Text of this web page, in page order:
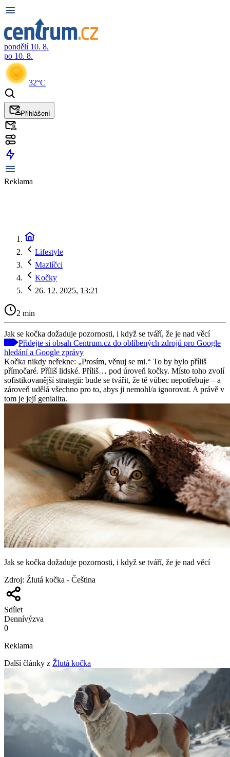
pondělí 10. 8.
po 10. 8.
32°C
Přihlášení
Reklama
Lifestyle
Mazlíčci
Kočky
26. 12. 2025, 13:21
2 min
Jak se kočka dožaduje pozornosti, i když se tváří, že je nad věcí
Přidejte si obsah Centrum.cz do oblíbených zdrojů pro Google
hledání a Google zprávy
Kočka nikdy neřekne: „Prosím, věnuj se mi.“ To by bylo příliš
přímočaré. Příliš lidské. Příliš… pod úroveň kočky. Místo toho zvolí
sofistikovanější strategii: bude se tvářit, že tě vůbec nepotřebuje – a
zároveň udělá všechno pro to, abys ji nemohl/a ignorovat. A právě v
tom je její genialita.
Jak se kočka dožaduje pozornosti, i když se tváří, že je nad věcí
Zdroj: Žlutá kočka - Čeština
Sdílet
Dennívýzva
0
Reklama
Další články z Žlutá kočka